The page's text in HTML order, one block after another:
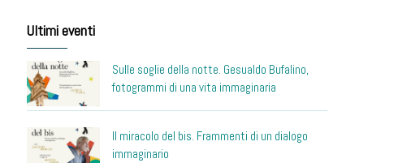
Ultimi eventi
Sulle soglie della notte. Gesualdo Bufalino,
fotogrammi di una vita immaginaria
Il miracolo del bis. Frammenti di un dialogo
immaginario